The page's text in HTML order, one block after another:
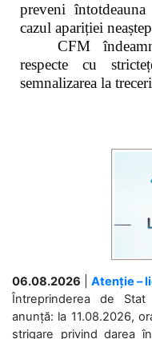
preveni
cazul apariției
CFM
respecte cu
semnalizarea la
06.08.2026
Atenție –
Întreprinderea de Stat
anunță: la 11.08.2026,
strigare privind darea